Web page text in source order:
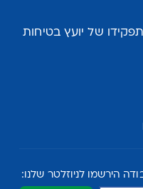
של יועץ בטיחות
הירשמו לניוזלטר שלנו: